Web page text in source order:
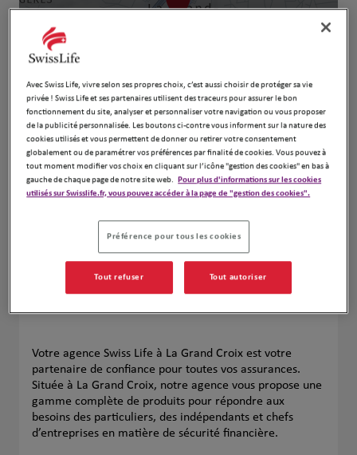
Leaflet| Map ©2026HERE
Naviguer Itinéraire
Votre agence Swiss Life à La Grand Croix est votre
partenaire de confiance pour toutes vos assurances.
Située à La Grand Croix, notre agence vous propose une
gamme complète de produits pour répondre aux
besoins des particuliers, des indépendants et chefs
d’entreprises en matière de sécurité financière.
Avec Swiss Life, vivre selon ses propres choix, c’est aussi choisir de protéger sa vie
privée ! Swiss Life et ses partenaires utilisent des traceurs pour assurer le bon
fonctionnement du site, analyser et personnaliser votre navigation ou vous proposer
de la publicité personnalisée. Les boutons ci-contre vous informent sur la nature des
cookies utilisés et vous permettent de donner ou retirer votre consentement
globalement ou de paramétrer vos préférences par finalité de cookies. Vous pouvez à
tout moment modifier vos choix en cliquant sur l’icône "gestion des cookies" en bas à
gauche de chaque page de notre site web. Pour plus d'informations sur les cookies
utilisés sur Swisslife.fr, vous pouvez accéder à la page de "gestion des cookies".
Préférence pour tous les cookies
Tout refuser Tout autoriser